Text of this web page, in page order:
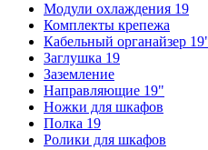
Модули охлаждения 19
Комплекты крепежа
Кабельный органайзер
Заглушка 19
Заземление
Направляющие 19"
Ножки для шкафов
Полка 19
Ролики для шкафов